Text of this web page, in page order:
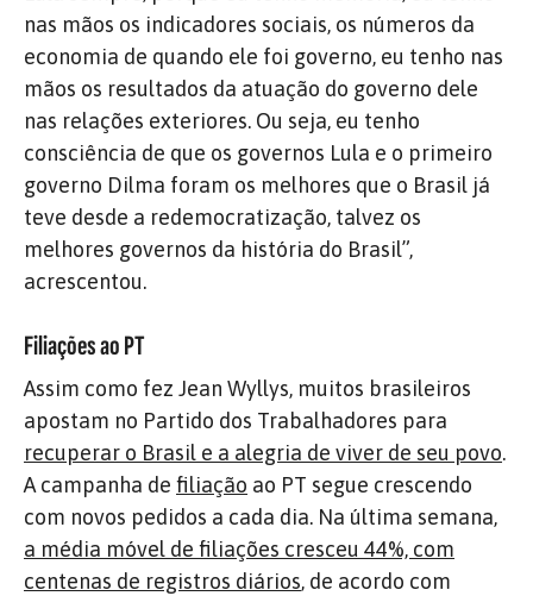
nas mãos os indicadores sociais, os números da
economia de quando ele foi governo, eu tenho nas
mãos os resultados da atuação do governo dele
nas relações exteriores. Ou seja, eu tenho
consciência de que os governos Lula e o primeiro
governo Dilma foram os melhores que o Brasil já
teve desde a redemocratização, talvez os
melhores governos da história do Brasil”,
acrescentou.
Filiações ao PT
Assim como fez Jean Wyllys, muitos brasileiros
apostam no Partido dos Trabalhadores para
recuperar o Brasil e a alegria de viver de seu povo.
A campanha de filiação ao PT segue crescendo
com novos pedidos a cada dia. Na última semana,
a média móvel de filiações cresceu 44%, com
centenas de registros diários, de acordo com